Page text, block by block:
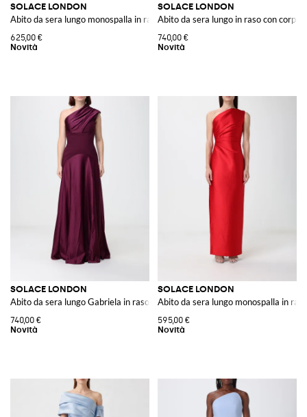
SOLACE LONDON
Abito da sera lungo monospalla in raso con spacco posteriore
625,00 €
SOLACE LONDON
Abito da sera lungo in raso con
740,00 €
SOLACE LONDON
Abito da sera lungo Gabriela in raso monospalla con drappeggio
740,00 €
SOLACE LONDON
Abito da sera lungo monospalla in
595,00 €